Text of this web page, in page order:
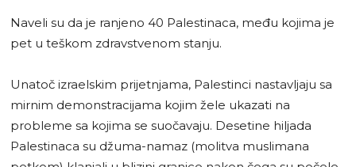
Naveli su da je ranjeno 40 Palestinaca, među kojima je
pet u teškom zdravstvenom stanju.
Unatoč izraelskim prijetnjama, Palestinci nastavljaju sa
mirnim demonstracijama kojim žele ukazati na
probleme sa kojima se suočavaju. Desetine hiljada
Palestinaca su džuma-namaz (molitva muslimana